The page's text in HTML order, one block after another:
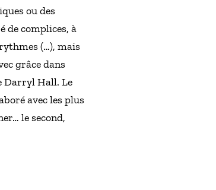
ou des
de complices, à
(…), mais
grâce dans
Darryl Hall. Le
avec les plus
le second,